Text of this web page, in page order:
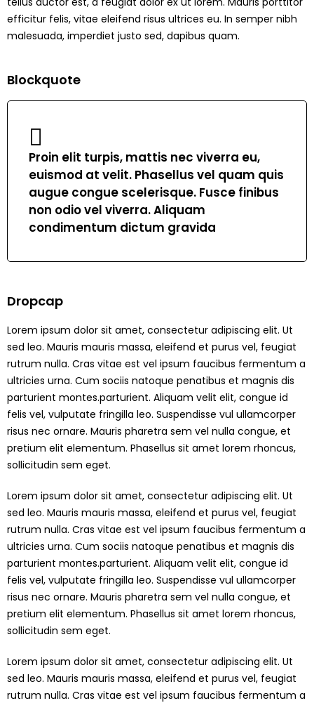
efficitur felis, vitae eleifend risus ultrices eu. In semper nibh
malesuada, imperdiet justo sed, dapibus quam.
Blockquote
Proin elit turpis, mattis nec viverra eu,
euismod at velit. Phasellus vel quam quis
augue congue scelerisque. Fusce finibus
non odio vel viverra. Aliquam
condimentum dictum gravida
Dropcap
Lorem ipsum dolor sit amet, consectetur adipiscing elit. Ut
sed leo. Mauris mauris massa, eleifend et purus vel, feugiat
rutrum nulla. Cras vitae est vel ipsum faucibus fermentum a
ultricies urna. Cum sociis natoque penatibus et magnis dis
parturient montes.parturient. Aliquam velit elit, congue id
felis vel, vulputate fringilla leo. Suspendisse vul ullamcorper
risus nec ornare. Mauris pharetra sem vel nulla congue, et
pretium elit elementum. Phasellus sit amet lorem rhoncus,
sollicitudin sem eget.
Lorem ipsum dolor sit amet, consectetur adipiscing elit. Ut
sed leo. Mauris mauris massa, eleifend et purus vel, feugiat
rutrum nulla. Cras vitae est vel ipsum faucibus fermentum a
ultricies urna. Cum sociis natoque penatibus et magnis dis
parturient montes.parturient. Aliquam velit elit, congue id
felis vel, vulputate fringilla leo. Suspendisse vul ullamcorper
risus nec ornare. Mauris pharetra sem vel nulla congue, et
pretium elit elementum. Phasellus sit amet lorem rhoncus,
sollicitudin sem eget.
Lorem ipsum dolor sit amet, consectetur adipiscing elit. Ut
sed leo. Mauris mauris massa, eleifend et purus vel, feugiat
rutrum nulla. Cras vitae est vel ipsum faucibus fermentum a